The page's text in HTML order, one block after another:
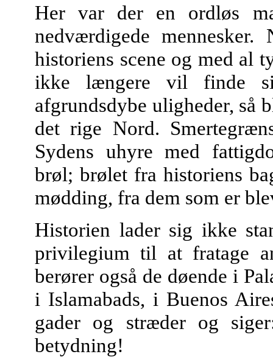
Her var der en ordløs
nedværdigede
historiens scene og med al
ikke længere vil finde
afgrundsdybe uligheder, så
det rige Nord.
Sydens uhyre med
brøl; brølet fra historiens
mødding, fra dem som er
Historien lader sig ikke
privilegium til at fratage
berører også de døende i
i Islamabads, i Buenos
gader og stræder og
betydning!